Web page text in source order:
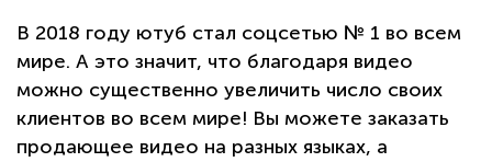
В 2018 году ютуб стал соцсетью № 1 во всем
мире. А это значит, что благодаря видео
можно существенно увеличить число своих
клиентов во всем мире! Вы можете заказать
продающее видео на разных языках, а